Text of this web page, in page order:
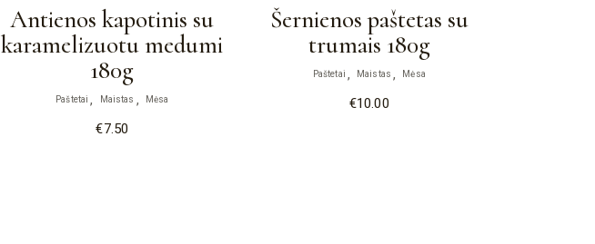
Antienos kapotinis su
karamelizuotu medumi
180g
Paštetai Maistas Mėsa
€7.50
Šernienos paštetas su
trumais 180g
Paštetai Maistas Mėsa
€10.00